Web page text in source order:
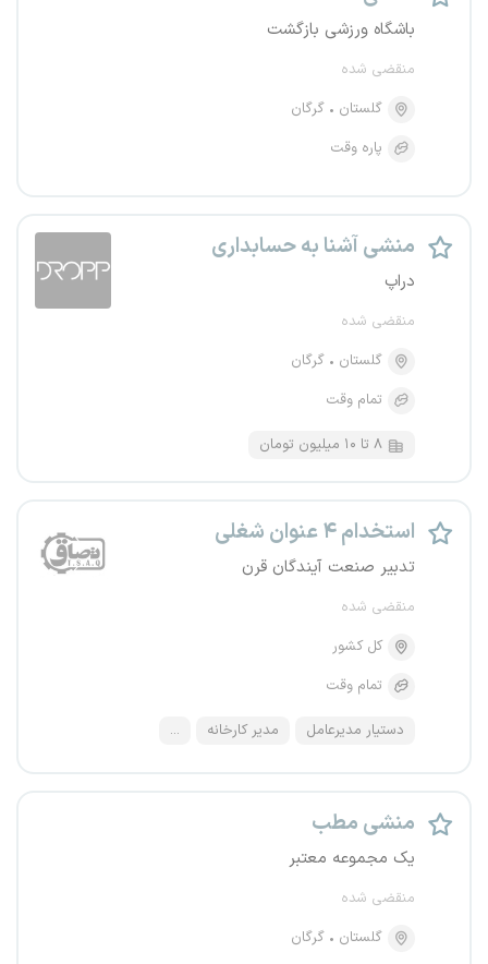
باشگاه ورزشی بازگشت
منقضی شده
گلستان
گرگان
پاره وقت
منشی آشنا به حسابداری
دراپ
منقضی شده
گلستان
گرگان
تمام وقت
۸ تا ۱۰ میلیون تومان
استخدام ۴ عنوان شغلی
تدبیر صنعت آیندگان قرن
منقضی شده
کل کشور
تمام وقت
دستیار مدیرعامل مدیر کارخانه ...
منشی مطب
یک مجموعه معتبر
منقضی شده
گلستان
گرگان